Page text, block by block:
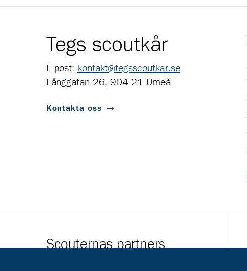
Tegs scoutkår
E-post: kontakt@tegsscoutkar.se
Långgatan 26, 904 21 Umeå
Kontakta oss
Scouternas partners